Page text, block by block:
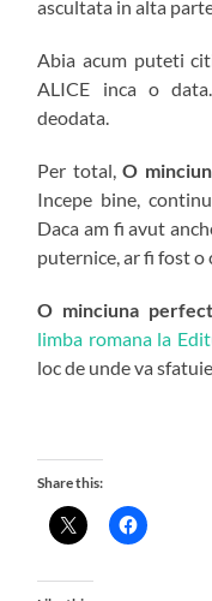
ascultata in alta
Abia acum puteti
ALICE inca o
deodata.
Per total,O
Incepe bine,
Daca am fi avut
puternice, ar fi fost o
O minciuna
limba romana la
loc de unde va
Share this: